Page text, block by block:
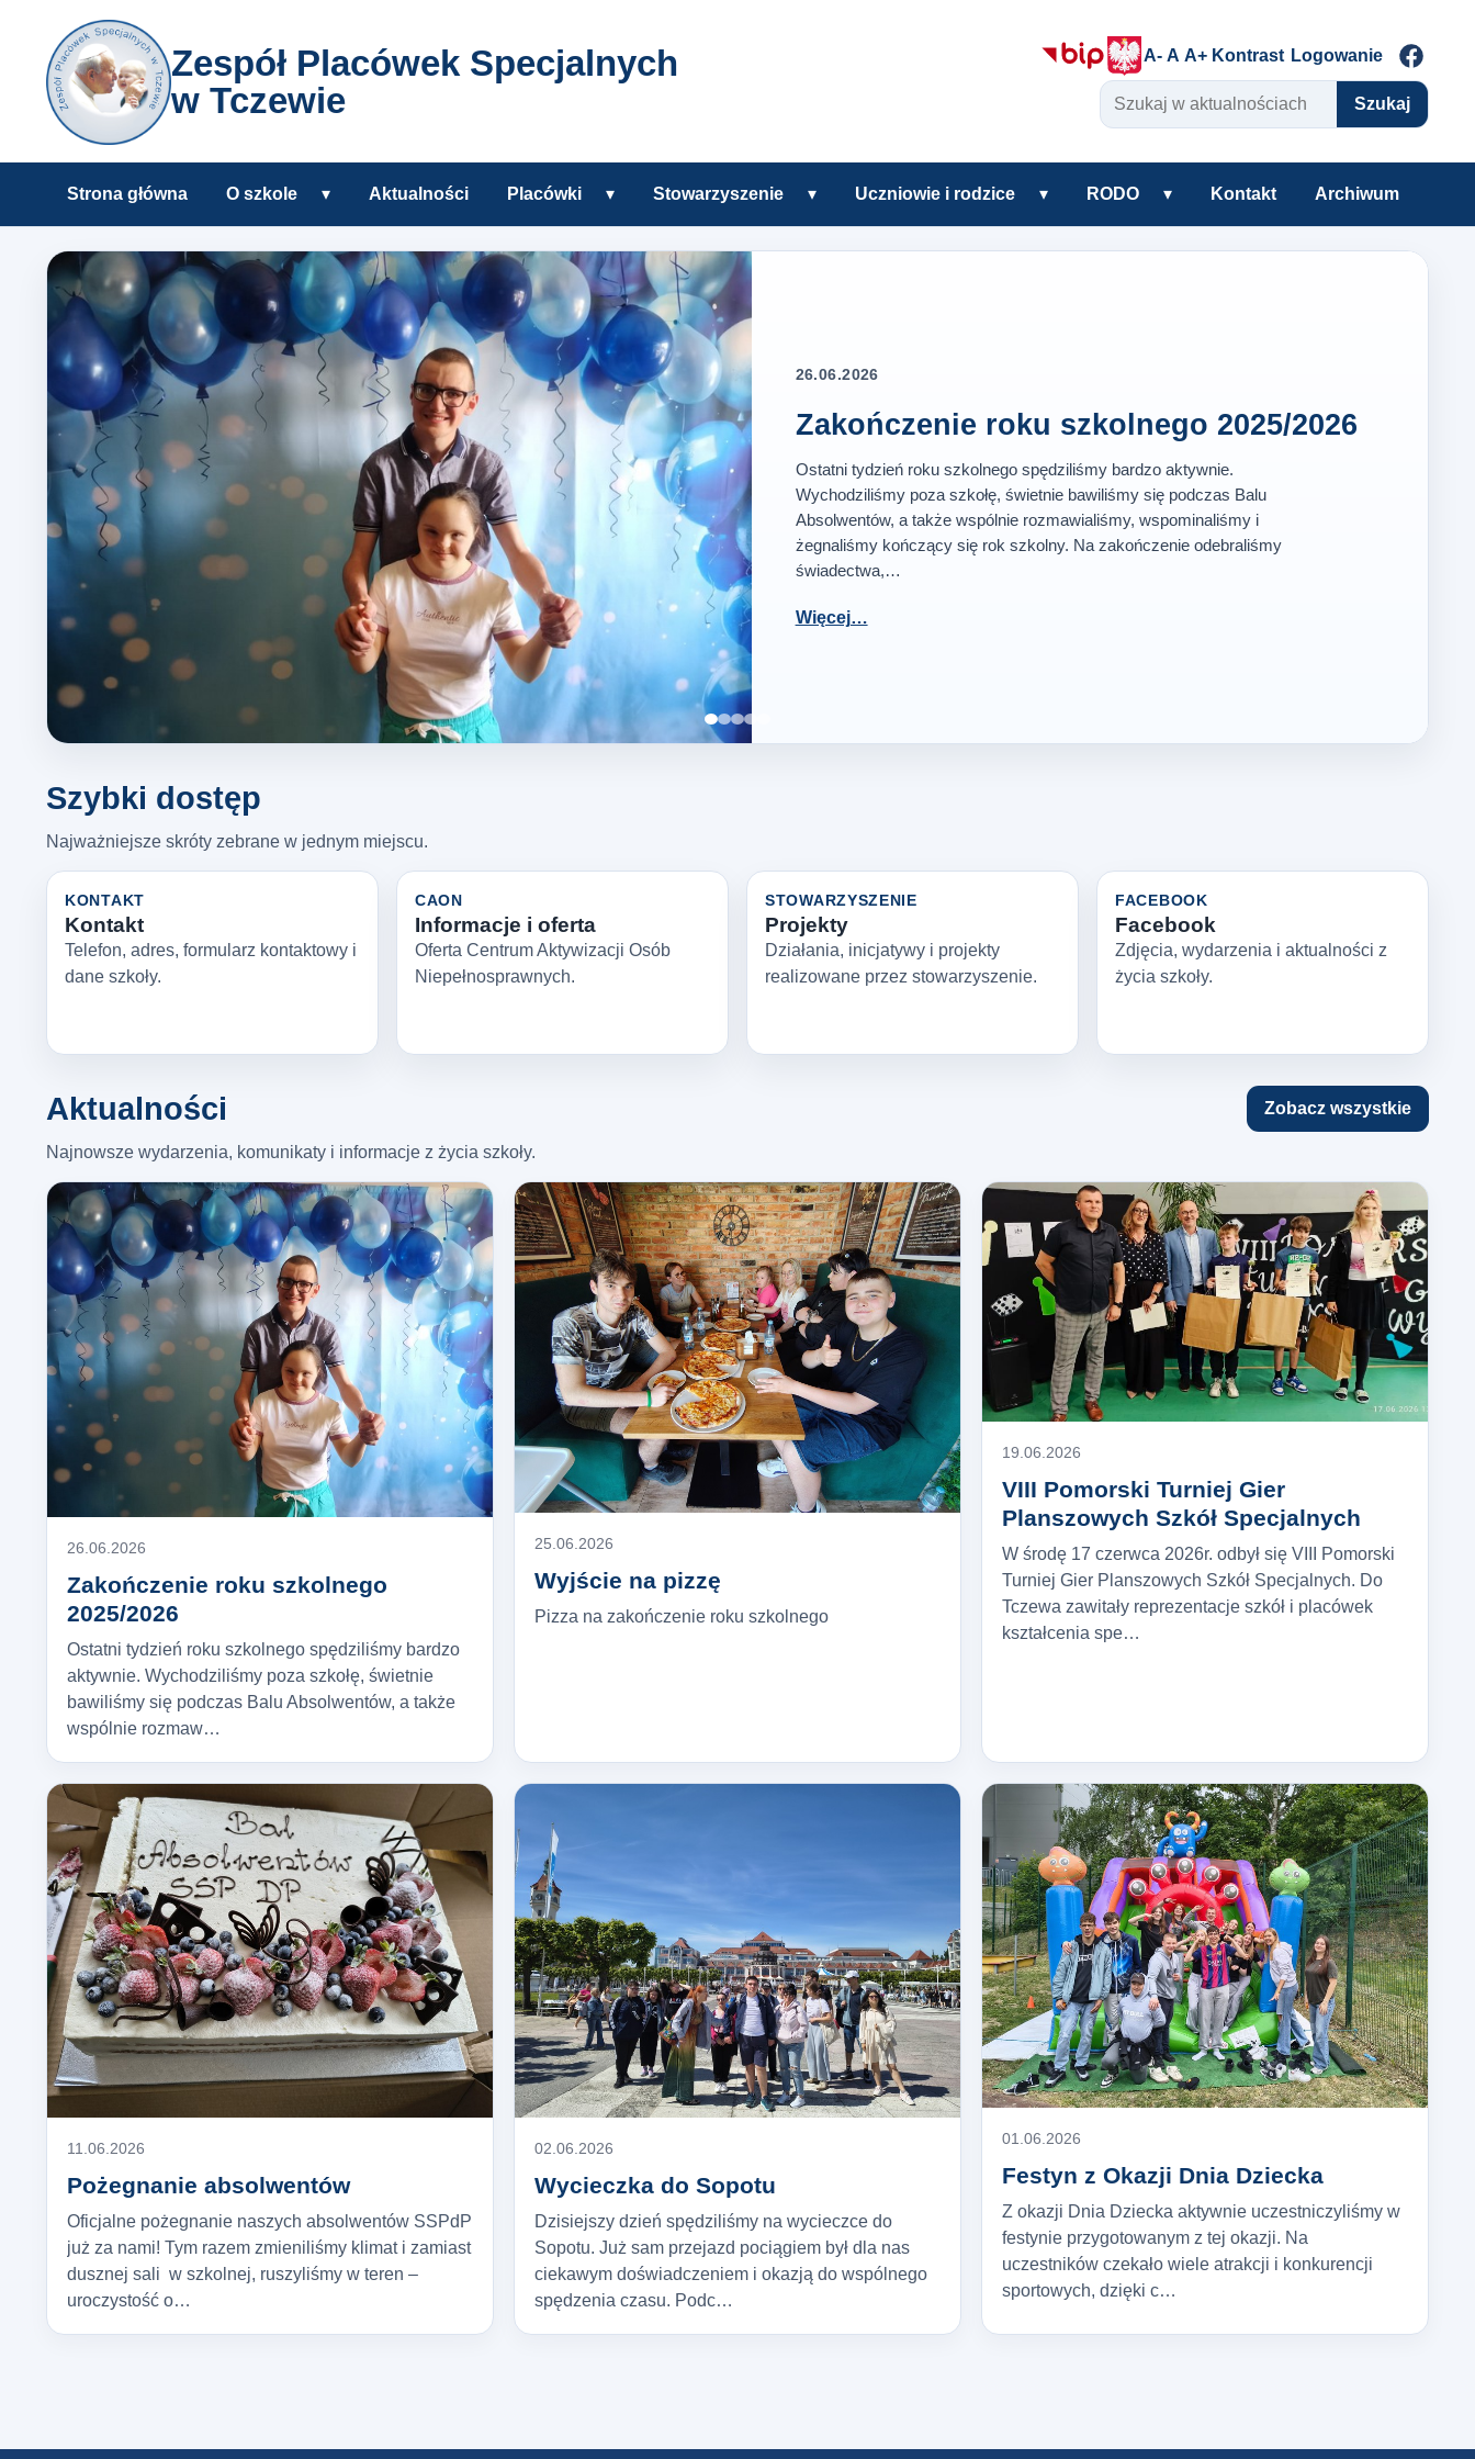
Zespół Placówek Specjalnych
w Tczewie
A- A A+ Kontrast Logowanie
Szukaj w aktualnościach
Szukaj
Strona główna O szkole ▾
Rozwiń podmenu O szkole
Aktualności Placówki ▾
Rozwiń podmenu Placówki
Stowarzyszenie ▾
Rozwiń podmenu Stowarzyszenie
Uczniowie i rodzice ▾
Rozwiń podmenu Uczniowie i rodzice
RODO ▾
Rozwiń podmenu RODO
Kontakt Archiwum
Zespół Placówek Specjalnych w Tczewie
26.06.2026
Zakończenie roku szkolnego 2025/2026
Ostatni tydzień roku szkolnego spędziliśmy bardzo aktywnie.
Wychodziliśmy poza szkołę, świetnie bawiliśmy się podczas Balu
Absolwentów, a także wspólnie rozmawialiśmy, wspominaliśmy i
żegnaliśmy kończący się rok szkolny. Na zakończenie odebraliśmy
świadectwa,…
Więcej…
Szybki dostęp
Najważniejsze skróty zebrane w jednym miejscu.
KONTAKT
Kontakt
Telefon, adres, formularz kontaktowy i
dane szkoły.
CAON
Informacje i oferta
Oferta Centrum Aktywizacji Osób
Niepełnosprawnych.
STOWARZYSZENIE
Projekty
Działania, inicjatywy i projekty
realizowane przez stowarzyszenie.
FACEBOOK
Facebook
Zdjęcia, wydarzenia i aktualności z
życia szkoły.
Aktualności
Najnowsze wydarzenia, komunikaty i informacje z życia szkoły.
Zobacz wszystkie
26.06.2026
Zakończenie roku szkolnego
2025/2026
Ostatni tydzień roku szkolnego spędziliśmy bardzo
aktywnie. Wychodziliśmy poza szkołę, świetnie
bawiliśmy się podczas Balu Absolwentów, a także
wspólnie rozmaw…
25.06.2026
Wyjście na pizzę
Pizza na zakończenie roku szkolnego
19.06.2026
VIII Pomorski Turniej Gier
Planszowych Szkół Specjalnych
W środę 17 czerwca 2026r. odbył się VIII Pomorski
Turniej Gier Planszowych Szkół Specjalnych. Do
Tczewa zawitały reprezentacje szkół i placówek
kształcenia spe…
11.06.2026
Pożegnanie absolwentów
Oficjalne pożegnanie naszych absolwentów SSPdP
już za nami! Tym razem zmieniliśmy klimat i zamiast
dusznej sali w szkolnej, ruszyliśmy w teren –
uroczystość o…
02.06.2026
Wycieczka do Sopotu
Dzisiejszy dzień spędziliśmy na wycieczce do
Sopotu. Już sam przejazd pociągiem był dla nas
ciekawym doświadczeniem i okazją do wspólnego
spędzenia czasu. Podc…
01.06.2026
Festyn z Okazji Dnia Dziecka
Z okazji Dnia Dziecka aktywnie uczestniczyliśmy w
festynie przygotowanym z tej okazji. Na
uczestników czekało wiele atrakcji i konkurencji
sportowych, dzięki c…